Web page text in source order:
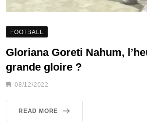
FOOTBALL
Gloriana Goreti Nahum,
grande gloire ?
08/12/2022
READ MORE